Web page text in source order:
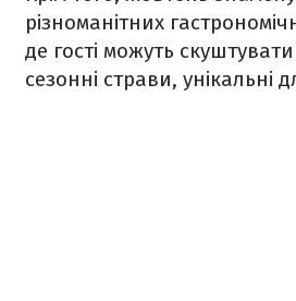
різноманітних
де гості можуть
сезонні страви, унікальні